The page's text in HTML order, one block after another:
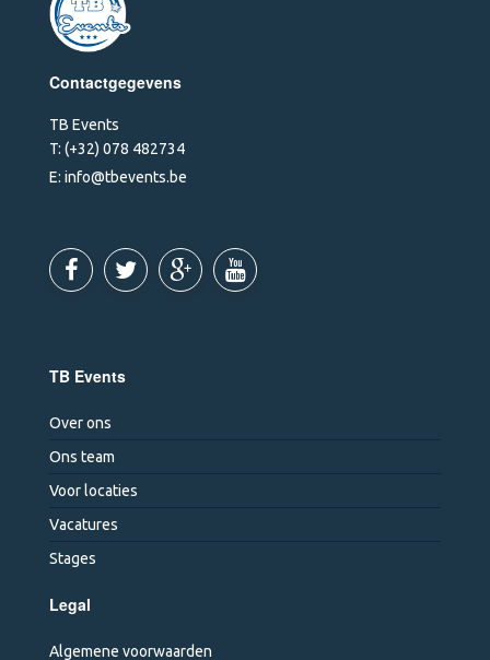
Contactgegevens
TB Events
T: (+32) 078 482734
E: info@tbevents.be
TB Events
Over ons
Ons team
Voor locaties
Vacatures
Stages
Legal
Algemene voorwaarden